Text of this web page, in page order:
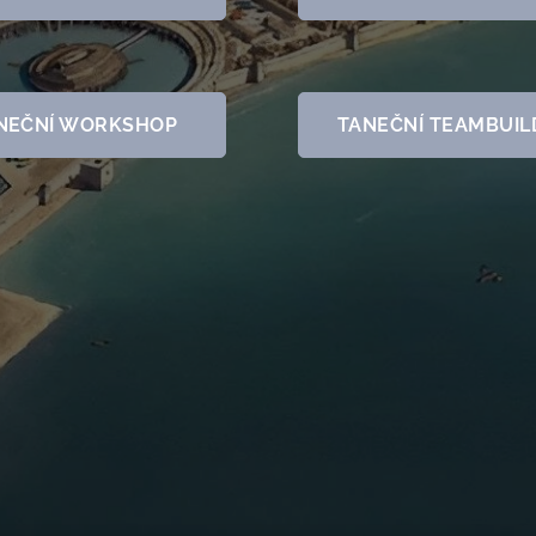
WORKSHOP TANEČNÍ